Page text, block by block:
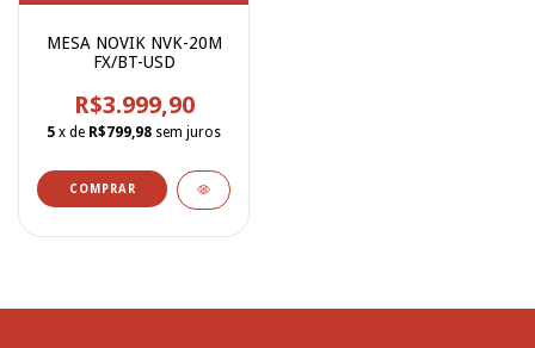
MESA NOVIK NVK-20M
FX/BT-USD
R$3.999,90
5 x de R$799,98 sem juros